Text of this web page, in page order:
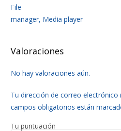
File
manager, Media player
Valoraciones
No hay valoraciones aún.
Tu dirección de correo electrónico
campos obligatorios están
Tu puntuación